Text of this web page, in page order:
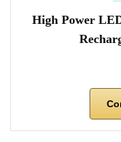
High Power